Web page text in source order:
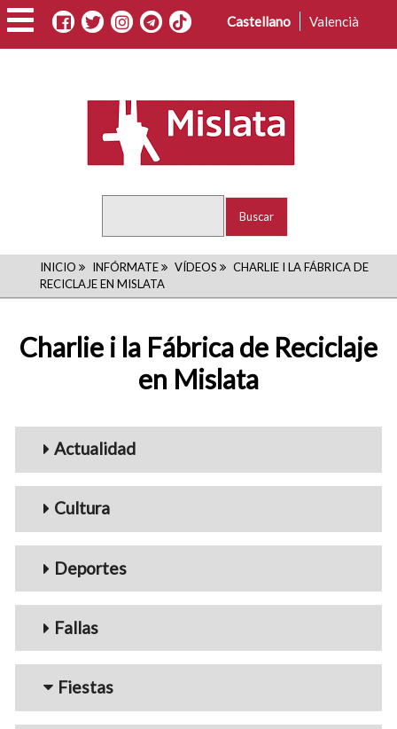
Pasar
al
contenido
Castellano Valencià
RUTA
DE
NAVEGACIÓN
INICIO INFÓRMATE VÍDEOS
CHARLIE I LA FÁBRICA DE
RECICLAJE EN MISLATA
Charlie i la Fábrica de Reciclaje
en Mislata
Menu_Videos
Actualidad
Cultura
Deportes
Fallas
Fiestas